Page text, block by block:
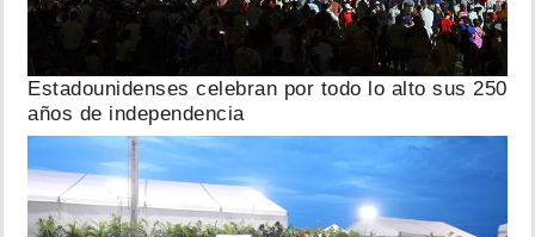
Estadounidenses celebran por todo lo alto sus 250
años de independencia